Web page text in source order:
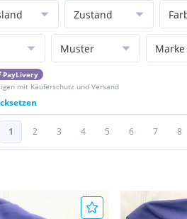
Zustand
Muster Marke
PayLivery
mit Käuferschutz und Versand
1 2 3 4 5 6 7 8